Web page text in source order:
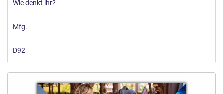
Wie denkt ihr?
Mfg.
D92